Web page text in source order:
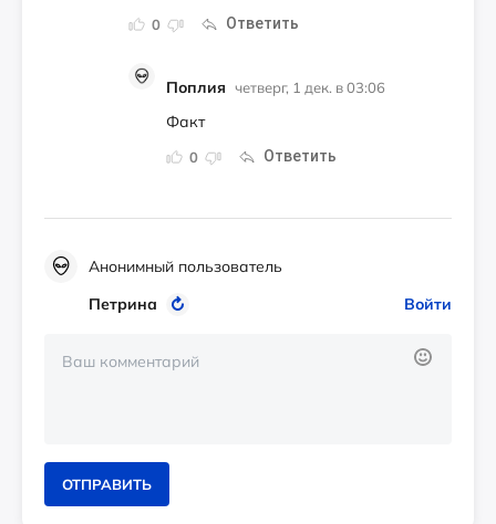
0 Ответить
Поплия четверг, 1 дек. в 03:06
0 Ответить
Факт
Анонимный пользователь
Петрина
Войти
ОТПРАВИТЬ